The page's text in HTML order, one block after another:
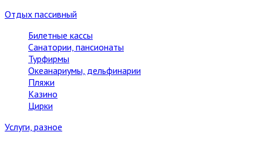
Отдых пассивный
Билетные кассы
Санатории, пансионаты
Турфирмы
Океанариумы, дельфинарии
Пляжи
Казино
Цирки
Услуги, разное